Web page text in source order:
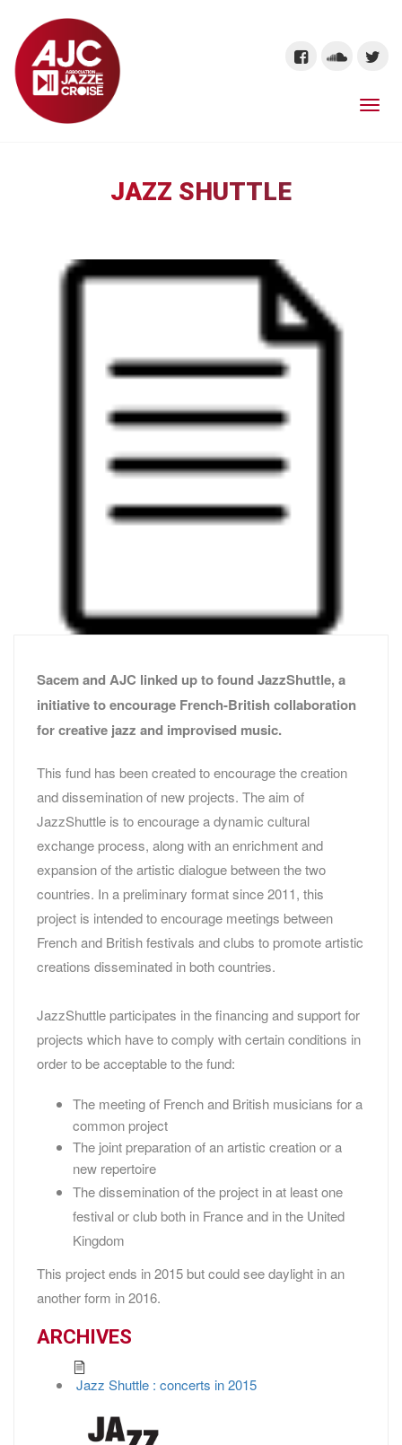
JAZZ SHUTTLE
Sacem and AJC linked up to found JazzShuttle, a
initiative to encourage French-British collaboration
for creative jazz and improvised music.
This fund has been created to encourage the creation
and dissemination of new projects. The aim of
JazzShuttle is to encourage a dynamic cultural
exchange process, along with an enrichment and
expansion of the artistic dialogue between the two
countries. In a preliminary format since 2011, this
project is intended to encourage meetings between
French and British festivals and clubs to promote artistic
creations disseminated in both countries.
JazzShuttle participates in the financing and support for
projects which have to comply with certain conditions in
order to be acceptable to the fund:
The meeting of French and British musicians for a
common project
The joint preparation of an artistic creation or a
new repertoire
The dissemination of the project in at least one
festival or club both in France and in the United
Kingdom
This project ends in 2015 but could see daylight in an
another form in 2016.
ARCHIVES
Jazz Shuttle : concerts in 2015